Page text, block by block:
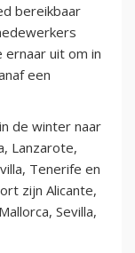
bereikbaar
ernaar uit om in
een
de winter naar
Lanzarote,
Tenerife en
zijn Alicante,
Sevilla,